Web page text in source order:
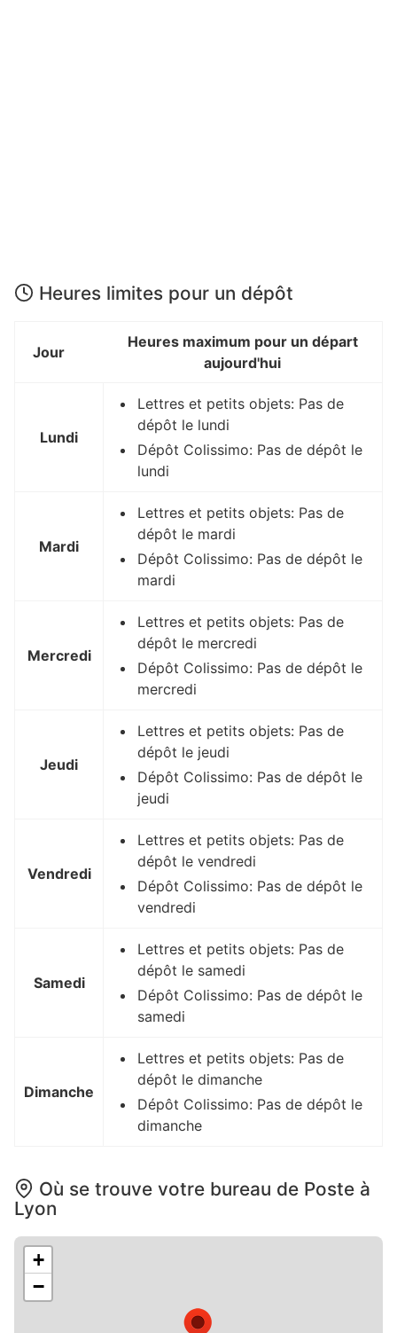
Heures limites pour un dépôt
Jour
Heures maximum pour un départ
aujourd'hui
Lundi
Lettres et petits objets: Pas de
dépôt le lundi
Dépôt Colissimo: Pas de dépôt le
lundi
Mardi
Lettres et petits objets: Pas de
dépôt le mardi
Dépôt Colissimo: Pas de dépôt le
mardi
Mercredi
Lettres et petits objets: Pas de
dépôt le mercredi
Dépôt Colissimo: Pas de dépôt le
mercredi
Jeudi
Lettres et petits objets: Pas de
dépôt le jeudi
Dépôt Colissimo: Pas de dépôt le
jeudi
Vendredi
Lettres et petits objets: Pas de
dépôt le vendredi
Dépôt Colissimo: Pas de dépôt le
vendredi
Samedi
Lettres et petits objets: Pas de
dépôt le samedi
Dépôt Colissimo: Pas de dépôt le
samedi
Dimanche
Lettres et petits objets: Pas de
dépôt le dimanche
Dépôt Colissimo: Pas de dépôt le
dimanche
Où se trouve votre bureau de Poste à
Lyon
+
−